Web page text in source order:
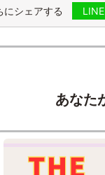
にシェアする LINE
あなた